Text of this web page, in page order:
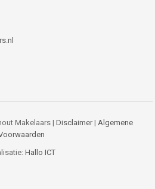
Makelaars | Disclaimer| Algemene
Hallo ICT